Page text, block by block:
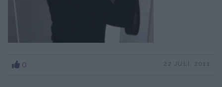
0 22 JULI, 2011